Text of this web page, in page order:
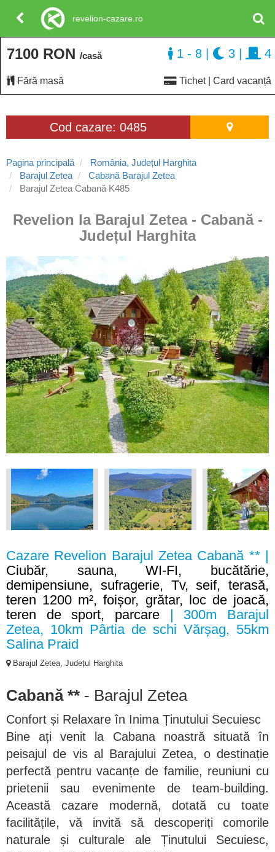
Cod cazare: 0485
Pagina principală
România, Județul Harghita
Barajul Zetea
Cabană Barajul Zetea
Barajul Zetea Cabană K485
Revelion la Barajul Zetea - Cabană -
Județul Harghita
Cazare Revelion Barajul Zetea Cabană ** |
Ciubăr, sauna, WI-FI, bucătărie,
demipensiune, sufragerie, Tv, seif, terasă,
teren 1200 m², foișor, grătar, loc de joacă,
teren de sport, parcare | 300m Barajul
Zetea, 10km Pârtia de schi Vărșag, 55km
Salina Praid
Barajul Zetea, Județul Harghita
Cabană ** - Barajul Zetea
Confort și Relaxare în Inima Ținutului Secuiesc
Bine ați venit la Cabana noastră situată în
peisajul de vis al Barajului Zetea, o destinație
perfectă pentru vacanțe de familie, reuniuni cu
prietenii sau evenimente de team-building.
Această cazare modernă, dotată cu toate
facilitățile, vă invită să descoperiți comorile
naturale și culturale ale Ținutului Secuiesc,
7100 RON /casă
Fără masă Tichet | Card vacanță
1 - 8 3 4
revelion-cazare.ro